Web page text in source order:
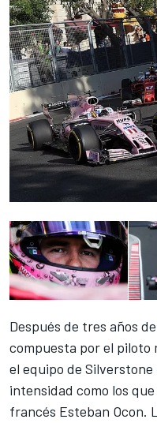
Después de tres años
compuesta por el piloto
el equipo de
intensidad como los
francés Esteban Ocon.